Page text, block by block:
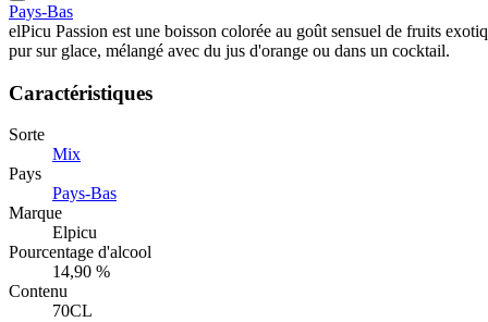
Pays-Bas
elPicu Passion est une boisson colorée au goût sensuel de fruits
pur sur glace, mélangé avec du jus d'orange ou dans un cocktail.
Caractéristiques
Sorte
Mix
Pays
Pays-Bas
Marque
Elpicu
Pourcentage d'alcool
14,90 %
Contenu
70CL